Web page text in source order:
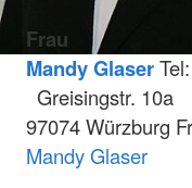
Frau
Mandy Glaser
Greisingstr. 10a
97074 Würzburg
Mandy Glaser